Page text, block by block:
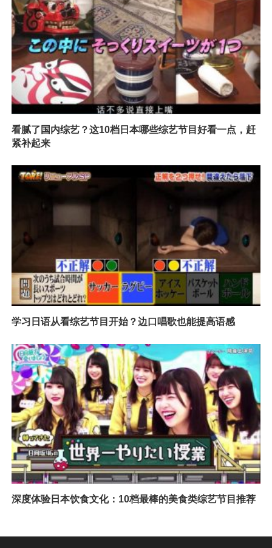
看腻了国内综艺？这10档日本哪些综艺节目好看一点，赶
紧补起来
学习日语从看综艺节目开始？边口唱歌也能提高语感
深度体验日本饮食文化：10档最棒的美食类综艺节目推荐